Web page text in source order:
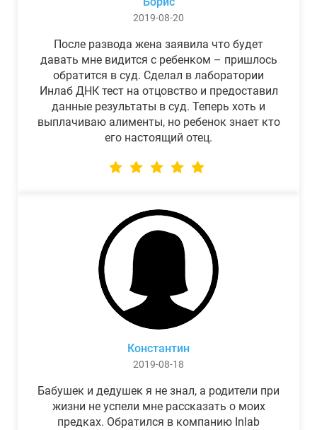
2019-08-20
После развода жена заявила что будет
давать мне видится с ребенком – пришлось
обратится в суд. Сделал в лаборатории
Инлаб ДНК тест на отцовство и предоставил
данные результаты в суд. Теперь хоть и
выплачиваю алименты, но ребенок знает кто
его настоящий отец.
Константин
2019-08-18
Бабушек и дедушек я не знал, а родители при
жизни не успели мне рассказать о моих
предках. Обратился в компанию Inlab